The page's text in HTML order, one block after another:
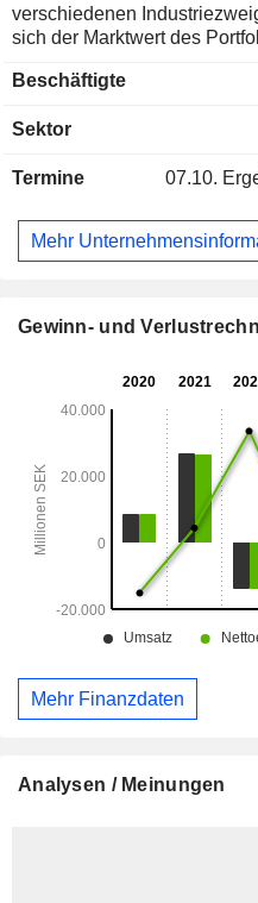
verschiedenen Industriezweigen tätig
sich der Marktwert des
Beschäftigte
Sektor
Termine 07.10.
Mehr
Gewinn- und
Mehr Finanzdaten
Analysen / Meinungen